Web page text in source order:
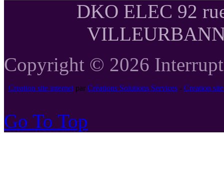
DKO ELEC 92
Copyright © 2026
Creation site internetpar Créations Solutions Services- Creation
Go To Top